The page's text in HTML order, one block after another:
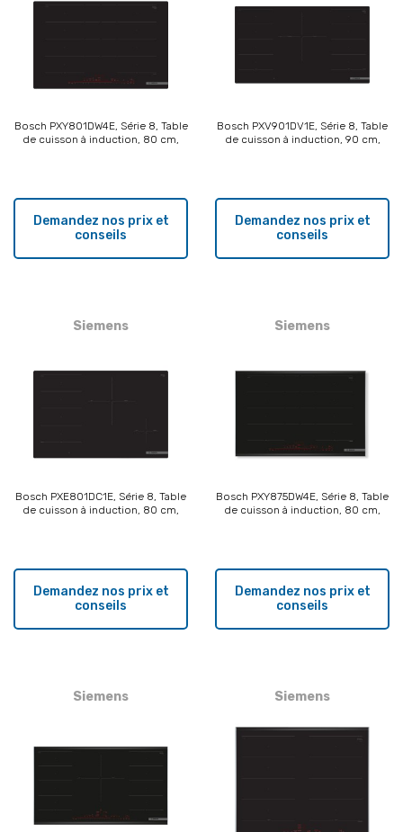
Bosch PXY801DW4E, Série 8, Table
de cuisson à induction, 80 cm,
Demandez nos prix et
conseils
Bosch PXV901DV1E, Série 8, Table
de cuisson à induction, 90 cm,
Demandez nos prix et
conseils
Siemens
Bosch PXE801DC1E, Série 8, Table
de cuisson à induction, 80 cm,
Demandez nos prix et
conseils
Siemens
Bosch PXY875DW4E, Série 8, Table
de cuisson à induction, 80 cm,
Demandez nos prix et
conseils
Siemens Siemens